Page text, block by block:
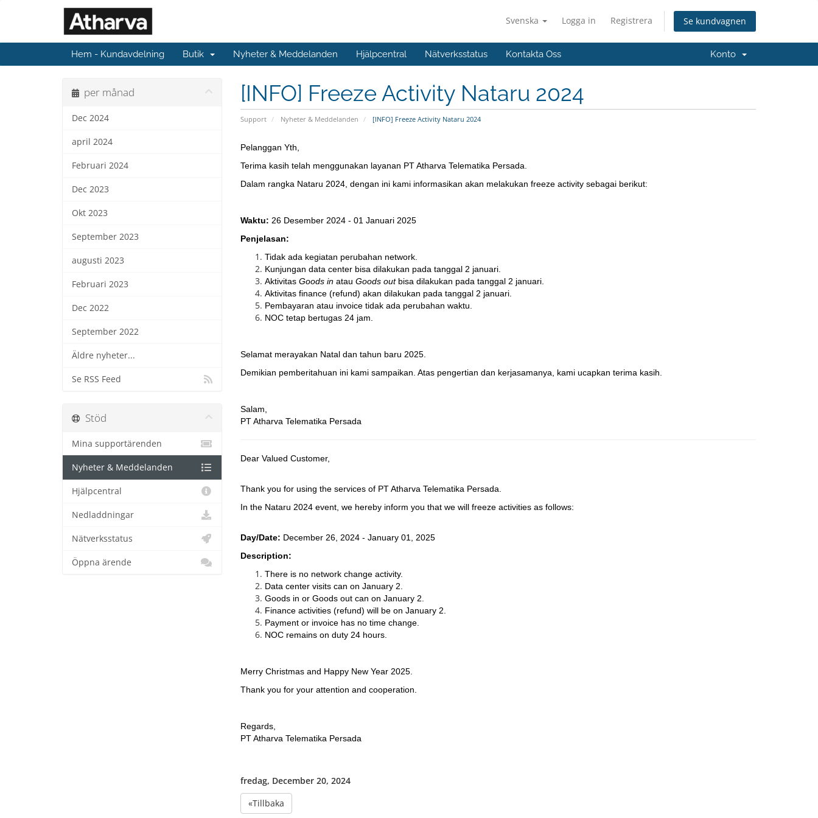
Svenska Logga in Registrera Se kundvagnen
Hem - Kundavdelning Butik Nyheter & Meddelanden Hjälpcentral Nätverksstatus Kontakta Oss Konto
[INFO] Freeze Activity Nataru 2024
Support Nyheter & Meddelanden [INFO] Freeze Activity Nataru 2024
per månad
Dec 2024
april 2024
Februari 2024
Dec 2023
Okt 2023
September 2023
augusti 2023
Februari 2023
Dec 2022
September 2022
Äldre nyheter...
Se RSS Feed
Pelanggan Yth,
Terima kasih telah menggunakan layanan PT Atharva Telematika Persada.
Dalam rangka Nataru 2024, dengan ini kami informasikan akan melakukan freeze activity sebagai berikut:
Waktu: 26 Desember 2024 - 01 Januari 2025
Penjelasan:
Tidak ada kegiatan perubahan network.
Kunjungan data center bisa dilakukan pada tanggal 2 januari.
Aktivitas Goods inatau Goods outbisa dilakukan pada tanggal 2 januari.
Aktivitas finance (refund) akan dilakukan pada tanggal 2 januari.
Pembayaran atau invoice tidak ada perubahan waktu.
NOC tetap bertugas 24 jam.
Selamat merayakan Natal dan tahun baru 2025.
Demikian pemberitahuan ini kami sampaikan. Atas pengertian dan kerjasamanya, kami ucapkan terima kasih.
Salam,
PT Atharva Telematika Persada
Dear Valued Customer,
Thank you for using the services of PT Atharva Telematika Persada.
In the Nataru 2024 event, we hereby inform you that we will freeze activities as follows:
Day/Date: December 26, 2024 - January 01, 2025
Description:
There is no network change activity.
Data center visits can on January 2.
Goods in or Goods out can on January 2.
Finance activities (refund) will be on January 2.
Payment or invoice has no time change.
NOC remains on duty 24 hours.
Merry Christmas and Happy New Year 2025.
Thank you for your attention and cooperation.
Regards,
PT Atharva Telematika Persada
fredag, December 20, 2024
«Tillbaka
Stöd
Mina supportärenden
Nyheter & Meddelanden
Hjälpcentral
Nedladdningar
Nätverksstatus
Öppna ärende